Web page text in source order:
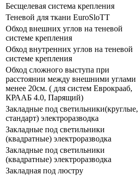
Бесщелевая система крепления
Теневой для ткани EuroSloTT
Обход внешних углов на теневой
системе крепления
Обход внутренних углов на теневой
системе крепления
Обход сложного выступа при
расстоянии между внешними углами
менее 20см. ( для систем Еврокрааб,
КРААБ 4.0, Парящий)
Закладные под светильники(круглые,
стандарт) электроразводка
Закладные под светильники
(квадратные) электроразводка
Закладные под светильники
(квадратные) электроразводка
Закладная под люстру